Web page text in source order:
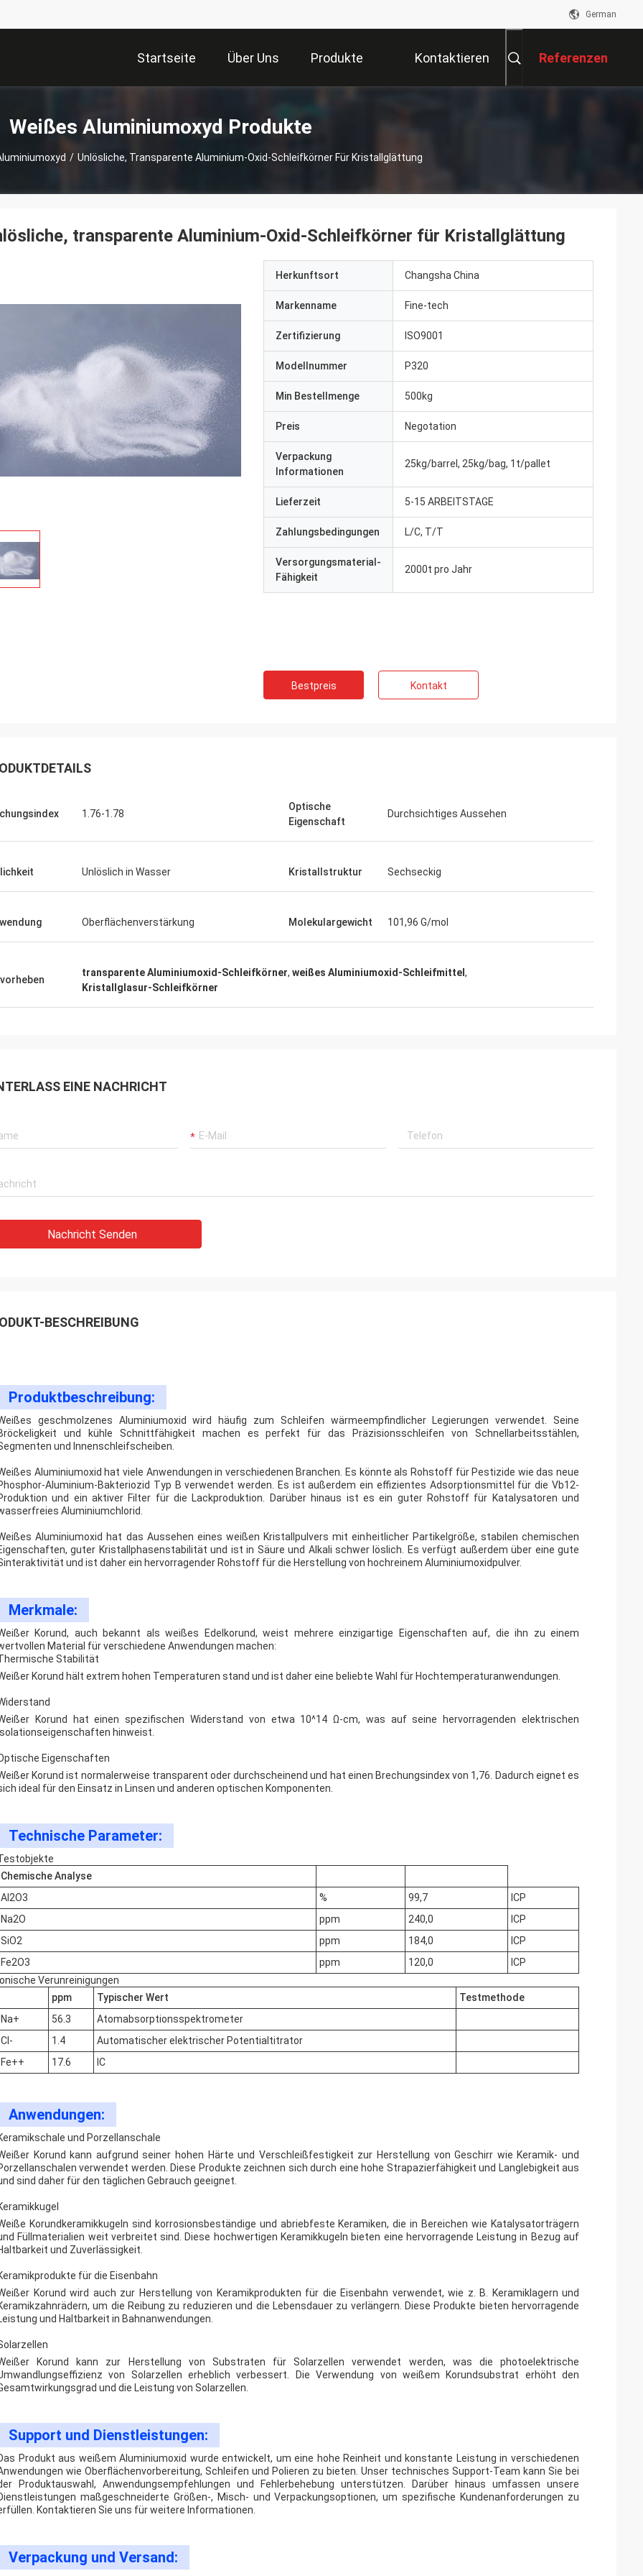
German
Startseite Über Uns Produkte Kontaktieren Referenzen
Weißes Aluminiumoxyd Produkte
/ Unlösliche, Transparente Aluminium-Oxid-Schleifkörner Für Kristallglättung
transparente Aluminium-Oxid-Schleifkörner für Kristallglättung
Herkunftsort Changsha China
Markenname Fine-tech
Zertifizierung ISO9001
Modellnummer P320
Min Bestellmenge 500kg
Preis Negotation
Verpackung
Informationen
25kg/barrel, 25kg/bag, 1t/pallet
Lieferzeit 5-15 ARBEITSTAGE
Zahlungsbedingungen L/C, T/T
Versorgungsmaterial-
Fähigkeit
2000t pro Jahr
Bestpreis Kontakt
1.76-1.78
Optische
Eigenschaft
Durchsichtiges Aussehen
Unlöslich in Wasser Kristallstruktur Sechseckig
Oberflächenverstärkung Molekulargewicht 101,96 G/mol
transparente Aluminiumoxid-Schleifkörner, weißes Aluminiumoxid-Schleifmittel ,
Kristallglasur-Schleifkörner
EINE NACHRICHT
Nachricht Senden
BESCHREIBUNG
Produktbeschreibung:
geschmolzenes Aluminiumoxid wird häufig zum Schleifen wärmeempfindlicher Legierungen verwendet. Seine
und kühle Schnittfähigkeit machen es perfekt für das Präzisionsschleifen von Schnellarbeitsstählen,
und Innenschleifscheiben.
Aluminiumoxid hat viele Anwendungen in verschiedenen Branchen. Es könnte als Rohstoff für Pestizide wie das neue
Aluminium-Bakteriozid Typ B verwendet werden. Es ist außerdem ein effizientes Adsorptionsmittel für die Vb12-
und ein aktiver Filter für die Lackproduktion. Darüber hinaus ist es ein guter Rohstoff für Katalysatoren und
Aluminiumchlorid.
Aluminiumoxid hat das Aussehen eines weißen Kristallpulvers mit einheitlicher Partikelgröße, stabilen chemischen
guter Kristallphasenstabilität und ist in Säure und Alkali schwer löslich. Es verfügt außerdem über eine gute
und ist daher ein hervorragender Rohstoff für die Herstellung von hochreinem Aluminiumoxidpulver.
Merkmale:
Korund, auch bekannt als weißes Edelkorund, weist mehrere einzigartige Eigenschaften auf, die ihn zu einem
Material für verschiedene Anwendungen machen:
Stabilität
Korund hält extrem hohen Temperaturen stand und ist daher eine beliebte Wahl für Hochtemperaturanwendungen.
Korund hat einen spezifischen Widerstand von etwa 10^14 Ω-cm, was auf seine hervorragenden elektrischen
hinweist.
Eigenschaften
Korund ist normalerweise transparent oder durchscheinend und hat einen Brechungsindex von 1,76. Dadurch eignet es
ideal für den Einsatz in Linsen und anderen optischen Komponenten.
Technische Parameter:
Chemische Analyse
Al2O3
% 99,7
ICP
Na2O
ppm 240,0
ICP
SiO2
ppm 184,0
ICP
Fe2O3
ppm 120,0
ICP
Verunreinigungen
ppm
Typischer Wert
Testmethode
Na+
56.3
Atomabsorptionsspektrometer
Cl-
1.4
Automatischer elektrischer Potentialtitrator
Fe++
17.6 IC
Anwendungen:
und Porzellanschale
Korund kann aufgrund seiner hohen Härte und Verschleißfestigkeit zur Herstellung von Geschirr wie Keramik- und
verwendet werden. Diese Produkte zeichnen sich durch eine hohe Strapazierfähigkeit und Langlebigkeit aus
sind daher für den täglichen Gebrauch geeignet.
Korundkeramikkugeln sind korrosionsbeständige und abriebfeste Keramiken, die in Bereichen wie Katalysatorträgern
Füllmaterialien weit verbreitet sind. Diese hochwertigen Keramikkugeln bieten eine hervorragende Leistung in Bezug auf
und Zuverlässigkeit.
für die Eisenbahn
Korund wird auch zur Herstellung von Keramikprodukten für die Eisenbahn verwendet, wie z. B. Keramiklagern und
um die Reibung zu reduzieren und die Lebensdauer zu verlängern. Diese Produkte bieten hervorragende
und Haltbarkeit in Bahnanwendungen.
Korund kann zur Herstellung von Substraten für Solarzellen verwendet werden, was die photoelektrische
von Solarzellen erheblich verbessert. Die Verwendung von weißem Korundsubstrat erhöht den
und die Leistung von Solarzellen.
Support und Dienstleistungen:
Produkt aus weißem Aluminiumoxid wurde entwickelt, um eine hohe Reinheit und konstante Leistung in verschiedenen
wie Oberflächenvorbereitung, Schleifen und Polieren zu bieten. Unser technisches Support-Team kann Sie bei
Produktauswahl, Anwendungsempfehlungen und Fehlerbehebung unterstützen. Darüber hinaus umfassen unsere
maßgeschneiderte Größen-, Misch- und Verpackungsoptionen, um spezifische Kundenanforderungen zu
Kontaktieren Sie uns für weitere Informationen.
Verpackung und Versand: